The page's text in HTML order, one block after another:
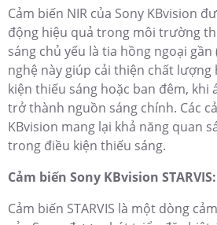
Cảm biến NIR của Sony KBvision
động hiệu quả trong môi trường
sáng chủ yếu là tia hồng ngoại
nghệ này giúp cải thiện chất
kiện thiếu sáng hoặc ban đêm, khi
trở thành nguồn sáng chính. Các
KBvision mang lại khả năng quan
trong điều kiện thiếu sáng.
Cảm biến Sony KBvision STARVIS:
Cảm biến STARVIS là một dòng